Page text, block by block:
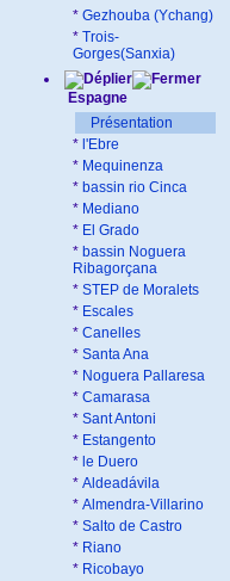
* Gezhouba (Ychang)
* Trois-
Gorges(Sanxia)
Espagne
Présentation
* l'Ebre
* Mequinenza
* bassin rio Cinca
* Mediano
* El Grado
* bassin Noguera
Ribagorçana
* STEP de Moralets
* Escales
* Canelles
* Santa Ana
* Noguera Pallaresa
* Camarasa
* Sant Antoni
* Estangento
* le Duero
* Aldeadávila
* Almendra-Villarino
* Salto de Castro
* Riano
* Ricobayo